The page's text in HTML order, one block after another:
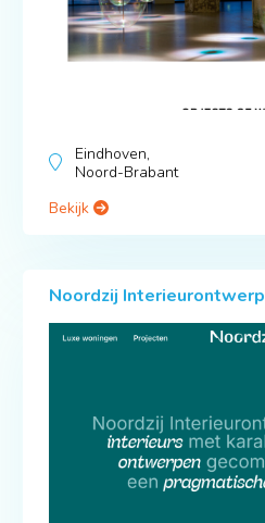
Eindhoven,
Noord-Brabant
Bekijk
Noordzij Interieurontwerp